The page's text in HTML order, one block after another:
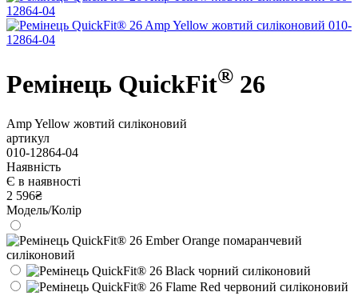
Ремінець QuickFit® 26
Amp Yellow жовтий силіконовий
артикул
010-12864-04
Наявність
Є в наявності
2 596₴
Модель/Колір